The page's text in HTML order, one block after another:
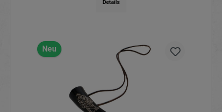
Details
Neu